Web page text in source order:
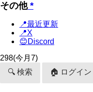
その他*
📍最近更新
📍X
😊Discord
298(今月7)
🔍 検索
🏠 ログイン